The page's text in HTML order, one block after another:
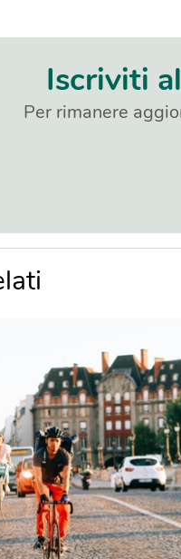
Iscriviti
Per rimanere